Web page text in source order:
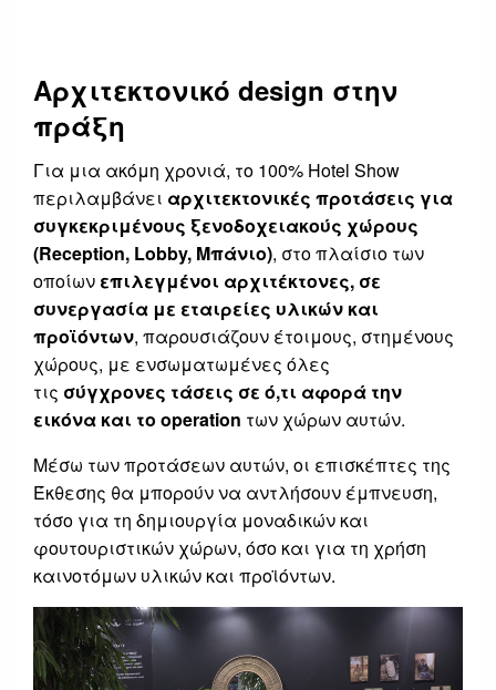
Αρχιτεκτονικό design στην
πράξη
Για μια ακόμη χρονιά, το 100% Hotel Show
περιλαμβάνει αρχιτεκτονικές προτάσεις για
συγκεκριμένους ξενοδοχειακούς χώρους
(Reception, Lobby, Μπάνιο), στο πλαίσιο των
οποίων επιλεγμένοι αρχιτέκτονες, σε
συνεργασία με εταιρείες υλικών και
προϊόντων, παρουσιάζουν έτοιμους, στημένους
χώρους, με ενσωματωμένες όλες
τις σύγχρονες τάσεις σε ό,τι αφορά την
εικόνα και το operation των χώρων αυτών.
Μέσω των προτάσεων αυτών, οι επισκέπτες της
Έκθεσης θα μπορούν να αντλήσουν έμπνευση,
τόσο για τη δημιουργία μοναδικών και
φουτουριστικών χώρων, όσο και για τη χρήση
καινοτόμων υλικών και προϊόντων.